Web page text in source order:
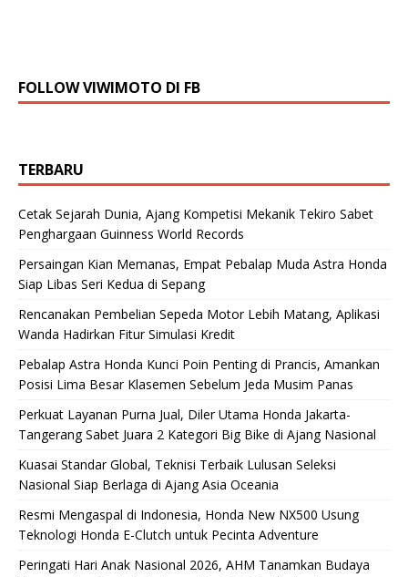
FOLLOW VIWIMOTO DI FB
TERBARU
Cetak Sejarah Dunia, Ajang Kompetisi Mekanik Tekiro Sabet
Penghargaan Guinness World Records
Persaingan Kian Memanas, Empat Pebalap Muda Astra Honda
Siap Libas Seri Kedua di Sepang
Rencanakan Pembelian Sepeda Motor Lebih Matang, Aplikasi
Wanda Hadirkan Fitur Simulasi Kredit
Pebalap Astra Honda Kunci Poin Penting di Prancis, Amankan
Posisi Lima Besar Klasemen Sebelum Jeda Musim Panas
Perkuat Layanan Purna Jual, Diler Utama Honda Jakarta-
Tangerang Sabet Juara 2 Kategori Big Bike di Ajang Nasional
Kuasai Standar Global, Teknisi Terbaik Lulusan Seleksi
Nasional Siap Berlaga di Ajang Asia Oceania
Resmi Mengaspal di Indonesia, Honda New NX500 Usung
Teknologi Honda E-Clutch untuk Pecinta Adventure
Peringati Hari Anak Nasional 2026, AHM Tanamkan Budaya